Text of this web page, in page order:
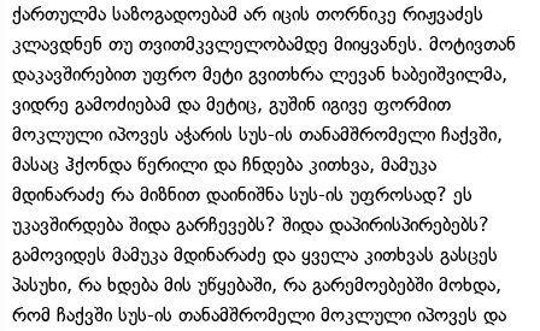
ქართულმა საზოგადოებამ არ იცის თორნიკე რიჟვაძეს
კლავდნენ თუ თვითმკვლელობამდე მიიყვანეს. მოტივთან
დაკავშირებით უფრო მეტი გვითხრა ლევან ხაბეიშვილმა,
ვიდრე გამოძიებამ და მეტიც, გუშინ იგივე ფორმით
მოკლული იპოვეს აჭარის სუს-ის თანამშრომელი ჩაქვში,
მასაც ჰქონდა წერილი და ჩნდება კითხვა, მამუკა
მდინარაძე რა მიზნით დაინიშნა სუს-ის უფროსად? ეს
უკავშირდება შიდა გარჩევებს? შიდა დაპირისპირებებს?
გამოვიდეს მამუკა მდინარაძე და ყველა კითხვას გასცეს
პასუხი, რა ხდება მის უწყებაში, რა გარემოებებში მოხდა,
რომ ჩაქვში სუს-ის თანამშრომელი მოკლული იპოვეს და